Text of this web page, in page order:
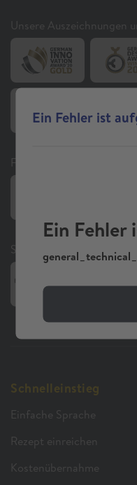
Unsere Auszeichnungen
Folgen Sie uns auf Social
Sonstiges
Schnelleinstieg
Einfache Sprache
Rezept einreichen
Kostenübernahme
Ein Fehler ist
Ein